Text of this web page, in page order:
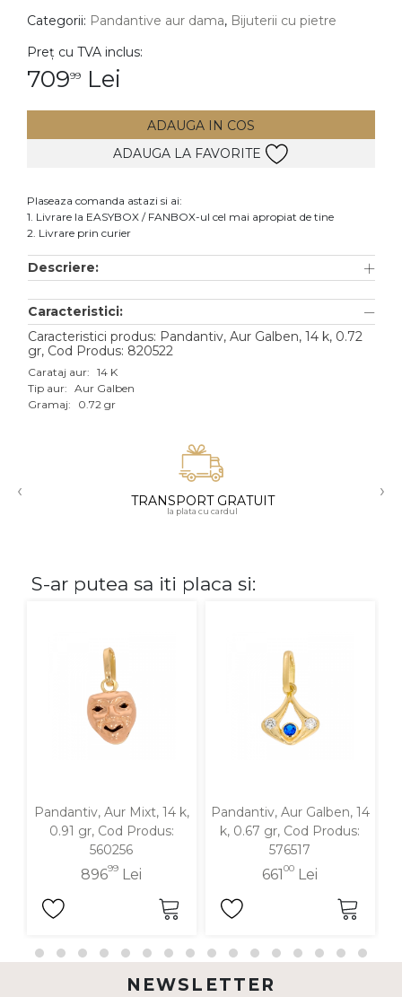
Inele
Cercei
Bratari
Lanturi
Pandantive
Accesorii
Aur galben
Aur alb
Aur roz
Categorii: Pandantive aur dama, Bijuterii cu pietre
Preț cu TVA inclus:
70999 Lei
ADAUGA IN COS
ADAUGA LA FAVORITE
Plaseaza comanda astazi si ai:
1. Livrare la EASYBOX / FANBOX-ul cel mai apropiat de tine
2. Livrare prin curier
Descriere:
Caracteristici:
Caracteristici produs: Pandantiv, Aur Galben, 14 k, 0.72
gr, Cod Produs: 820522
Carataj aur: 14 K
Tip aur: Aur Galben
Gramaj:
0.72 gr
‹ TRANSPORT GRATUIT
la plata cu cardul
›
S-ar putea sa iti placa si:
Pandantiv, Aur Mixt, 14 k,
0.91 gr, Cod Produs:
560256
89699 Lei
Pandantiv, Aur Galben, 14
k, 0.67 gr, Cod Produs:
576517
66100 Lei
NEWSLETTER